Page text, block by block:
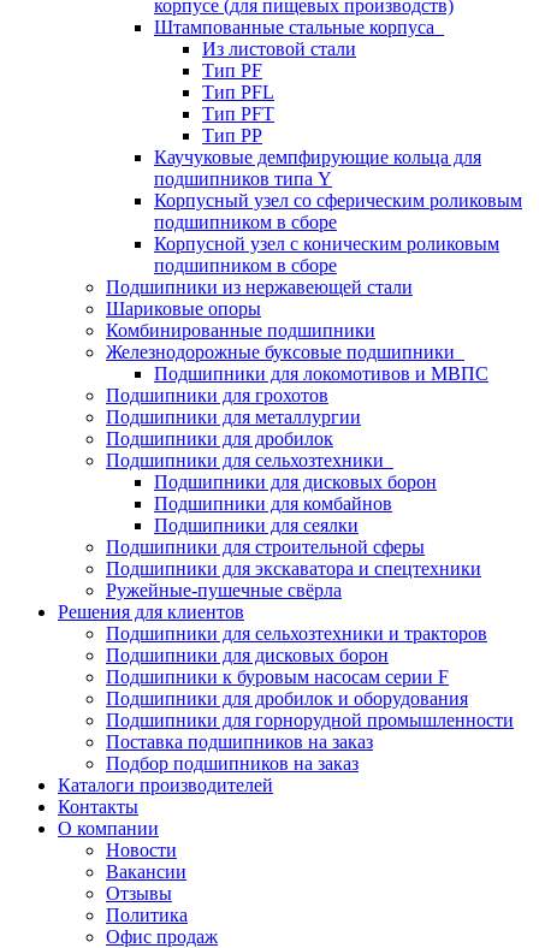
корпусе (для пищевых производств)
Штампованные стальные корпуса
Из листовой стали
Тип PF
Тип PFL
Тип PFT
Тип PP
Каучуковые демпфирующие кольца для
подшипников типа Y
Корпусный узел со сферическим роликовым
подшипником в сборе
Корпусной узел с коническим роликовым
подшипником в сборе
Подшипники из нержавеющей стали
Шариковые опоры
Комбинированные подшипники
Железнодорожные буксовые подшипники
Подшипники для локомотивов и МВПС
Подшипники для грохотов
Подшипники для металлургии
Подшипники для дробилок
Подшипники для сельхозтехники
Подшипники для дисковых борон
Подшипники для комбайнов
Подшипники для сеялки
Подшипники для строительной сферы
Подшипники для экскаватора и спецтехники
Ружейные-пушечные свёрла
Решения для клиентов
Подшипники для сельхозтехники и тракторов
Подшипники для дисковых борон
Подшипники к буровым насосам серии F
Подшипники для дробилок и оборудования
Подшипники для горнорудной промышленности
Поставка подшипников на заказ
Подбор подшипников на заказ
Каталоги производителей
Контакты
О компании
Новости
Вакансии
Отзывы
Политика
Офис продаж